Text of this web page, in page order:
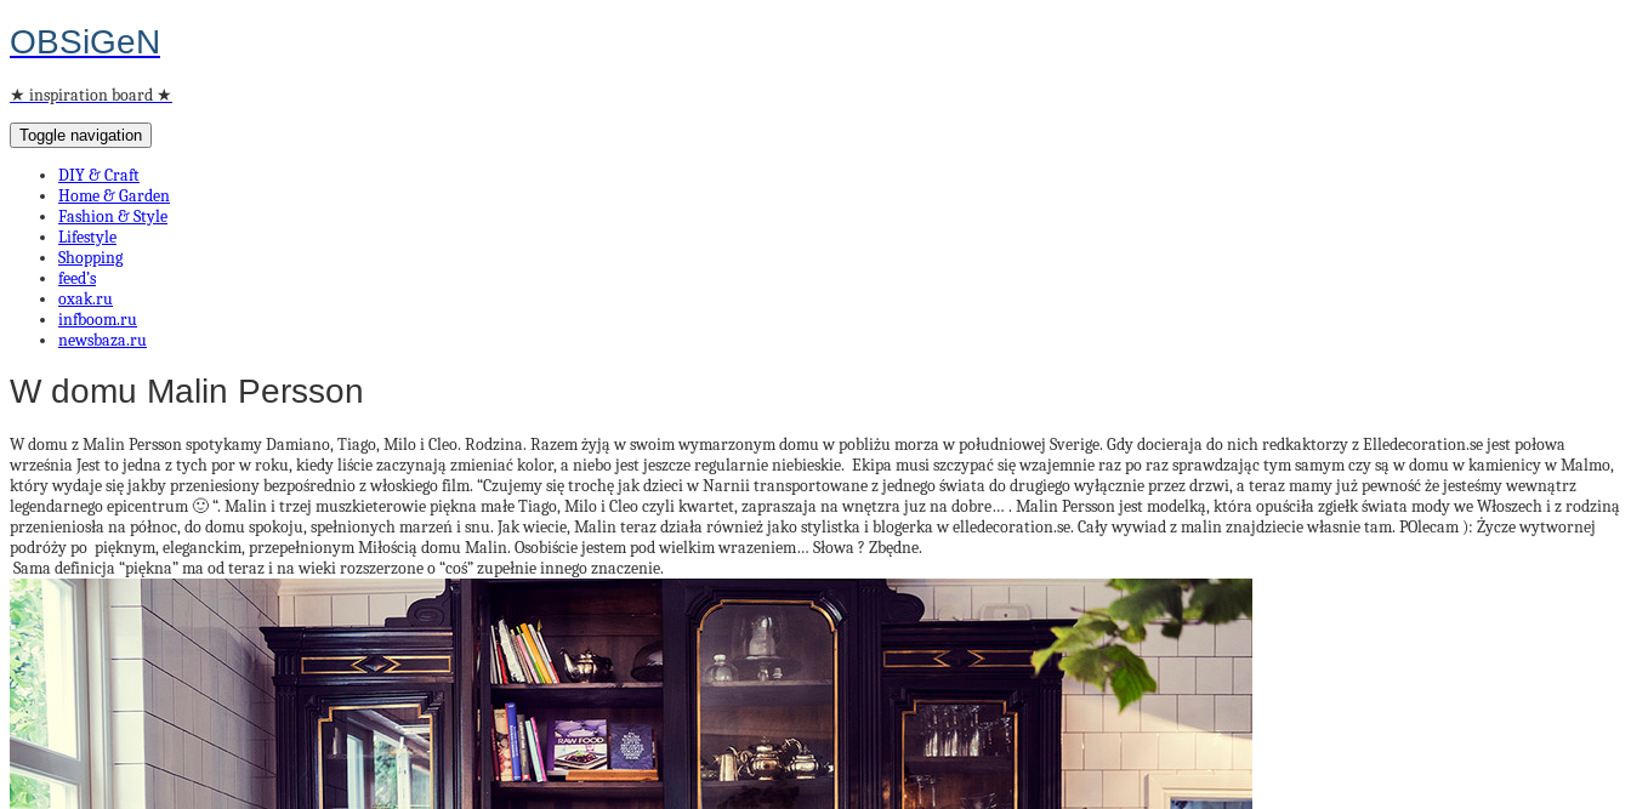
OBSiGeN
★ inspiration board ★
Toggle navigation
DIY & Craft
Home & Garden
Fashion & Style
Lifestyle
Shopping
feed’s
oxak.ru
infboom.ru
newsbaza.ru
W domu Malin Persson
W domu z Malin Persson spotykamy Damiano, Tiago, Milo i Cleo. Rodzina. Razem żyją w swoim wymarzonym domu w pobliżu morza w południowej Sverige. Gdy docieraja do nich redkaktorzy z Elledecoration.se jest połowa
września Jest to jedna z tych por w roku, kiedy liście zaczynają zmieniać kolor, a niebo jest jeszcze regularnie niebieskie. Ekipa musi szczypać się wzajemnie raz po raz sprawdzając tym samym czy są w domu w kamienicy w Malmo,
którywydaje się jakby przeniesiony bezpośrednio z włoskiego film. “Czujemy się trochę jak dzieci w Narnii transportowane z jednego świata do drugiego wyłącznie przez drzwi, a teraz mamy już pewność że jesteśmy wewnątrz
legendarnego epicentrum 🙂 “. Malin i trzej muszkieterowie piękna małe Tiago, Milo i Cleo czyli kwartet, zapraszaja na wnętzra juz na dobre… . Malin Persson jest modelką, która opuściła zgiełk świata mody we Włoszech i z rodziną
przenieniosła na północ, do domu spokoju, spełnionych marzeń i snu. Jak wiecie,Malin teraz działa również jako stylistka i blogerka w elledecoration.se. Cały wywiad z malin znajdziecie własnie tam. POlecam ): Życze wytwornej
podróży po pięknym, eleganckim, przepełnionym Miłością domu Malin. Osobiście jestem pod wielkim wrazeniem… Słowa ? Zbędne.
Sama definicja “piękna” ma od teraz i na wieki rozszerzone o “coś” zupełnie innego znaczenie.